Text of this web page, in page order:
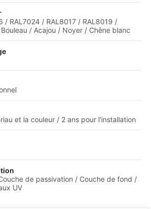
/ RAL7024 / RAL8017 / RAL8019 /
/ Acajou / Noyer / Chêne blanc
et la couleur / 2 ans pour l'installation
de passivation / Couche de fond /
UV